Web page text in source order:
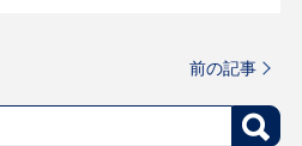
前の記事